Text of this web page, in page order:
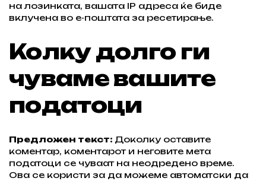
на лозинката, вашата IP адреса ќе биде
вклучена во е-поштата за ресетирање.
Колку долго ги
чуваме вашите
податоци
Предложен текст: Доколку оставите
коментар, коментарот и неговите мета
податоци се чуваат на неодредено време.
Ова се користи за да можеме автоматски да